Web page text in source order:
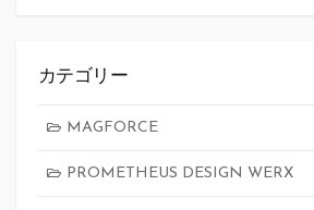
カテゴリー
MAGFORCE
PROMETHEUS DESIGN WERX